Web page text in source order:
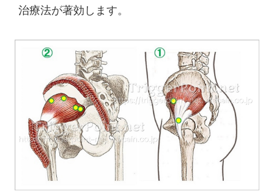
治療法が著効します。